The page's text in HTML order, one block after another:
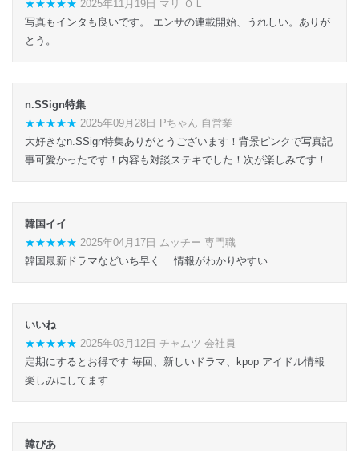
★★★★★ 2025年11月19日 マリ ＯＬ
写真もインタも良いです。 エンサの連載開始、うれしい。ありが
とう。
n.SSign特集
★★★★★ 2025年09月28日 Pちゃん 自営業
大好きなn.SSign特集ありがとうございます！背景ピンクで写真記
事可愛かったです！内容も対談ステキでした！次が楽しみです！
韓国イイ
★★★★★ 2025年04月17日 ムッチー 専門職
韓国最新ドラマなどいち早く 情報がわかりやすい
いいね
★★★★★ 2025年03月12日 チャムツ 会社員
定期にするとお得です 毎回、新しいドラマ、kpop アイドル情報
楽しみにしてます
韓ぴあ